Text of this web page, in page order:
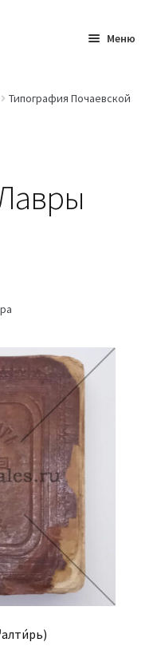
Меню
Типография Почаевской